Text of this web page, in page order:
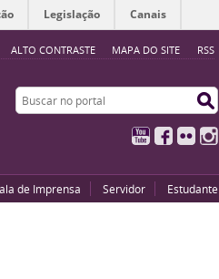
ALTO CONTRASTE MAPA DO SITE RSS
Legislação Canais
Buscar no portal
YouTubeFacebook
Flickr
de Imprensa Servidor Estudante